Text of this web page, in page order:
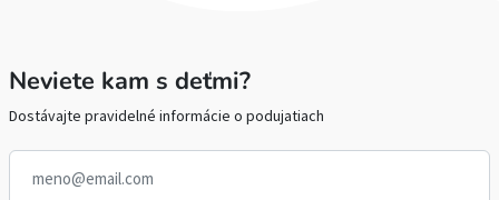
Neviete kam s deťmi?
Dostávajte pravidelné informácie o podujatiach